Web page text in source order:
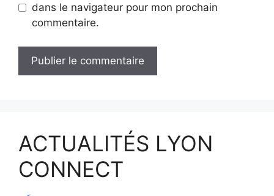
dans le navigateur pour mon prochain
commentaire.
ACTUALITÉS LYON
CONNECT